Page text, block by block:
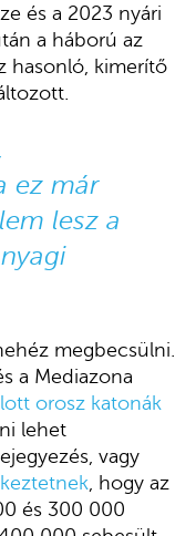
és a 2023 nyári
a háború az
hasonló, kimerítő
ez már
lesz a
megbecsülni.
a Mediazona
orosz katonák
lehet
vagy
, hogy az
és 300 000